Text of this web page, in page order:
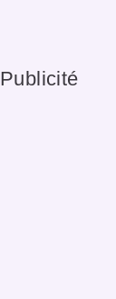
Publicité